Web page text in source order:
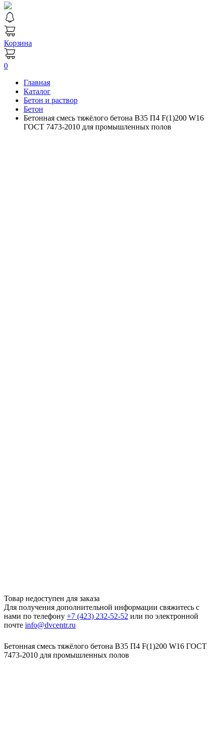
Корзина
0
Главная
Каталог
Бетон и раствор
Бетон
Бетонная смесь тяжёлого бетона B35 П4 F(1)200 W16
ГОСТ 7473-2010 для промышленных полов
Товар недоступен для заказа
Для получения дополнительной информации свяжитесь с
нами по телефону +7 (423) 232-52-52 или по электронной
почте info@dvcentr.ru
Бетонная смесь тяжёлого бетона B35 П4 F(1)200 W16 ГОСТ
7473-2010 для промышленных полов